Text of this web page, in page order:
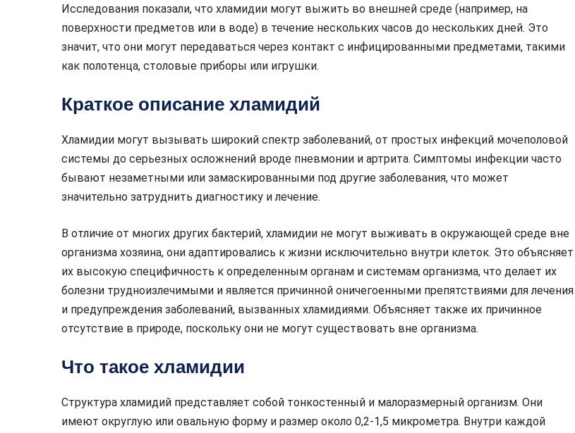
Исследования показали, что хламидии могут выжить во внешней среде (например, на
поверхности предметов или в воде) в течение нескольких часов до нескольких дней. Это
значит, что они могут передаваться через контакт с инфицированными предметами, такими
как полотенца, столовые приборы или игрушки.
Краткое описание хламидий
Хламидии могут вызывать широкий спектр заболеваний, от простых инфекций мочеполовой
системы до серьезных осложнений вроде пневмонии и артрита. Симптомы инфекции часто
бывают незаметными или замаскированными под другие заболевания, что может
значительно затруднить диагностику и лечение.
В отличие от многих других бактерий, хламидии не могут выживать в окружающей среде вне
организма хозяина, они адаптировались к жизни исключительно внутри клеток. Это объясняет
их высокую специфичность к определенным органам и системам организма, что делает их
болезни трудноизлечимыми и является причинной оничегоенными препятствиями для лечения
и предупреждения заболеваний, вызванных хламидиями. Объясняет также их причинное
отсутствие в природе, поскольку они не могут существовать вне организма.
Что такое хламидии
Структура хламидий представляет собой тонкостенный и малоразмерный организм. Они
имеют округлую или овальную форму и размер около 0,2-1,5 микрометра. Внутри каждой